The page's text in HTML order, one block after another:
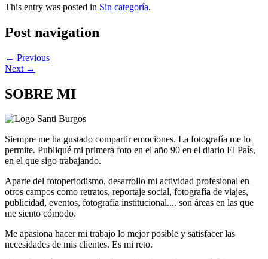
This entry was posted in Sin categoría.
Post navigation
← Previous
Next →
SOBRE MI
Siempre me ha gustado compartir emociones. La fotografía me lo
permite. Publiqué mi primera foto en el año 90 en el diario El País,
en el que sigo trabajando.
Aparte del fotoperiodismo, desarrollo mi actividad profesional en
otros campos como retratos, reportaje social, fotografía de viajes,
publicidad, eventos, fotografía institucional.... son áreas en las que
me siento cómodo.
Me apasiona hacer mi trabajo lo mejor posible y satisfacer las
necesidades de mis clientes. Es mi reto.